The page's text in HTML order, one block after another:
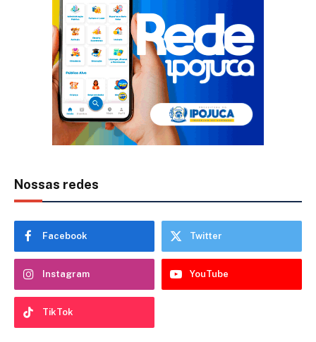
Nossas redes
Facebook Twitter
Instagram YouTube
TikTok